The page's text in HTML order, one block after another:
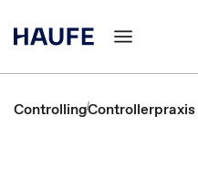
ControllingControllerpraxis